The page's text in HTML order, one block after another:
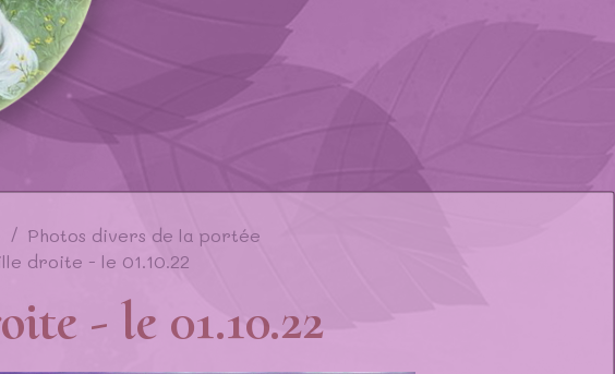
Photos divers de la portée
droite - le 01.10.22
- le 01.10.22